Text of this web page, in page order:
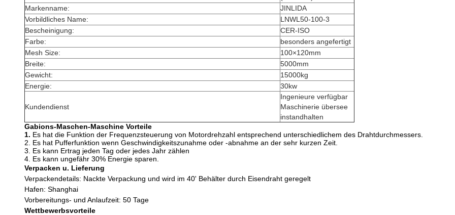
Markenname:
JINLIDA
Vorbildliches Name:
LNWL50-100-3
Bescheinigung:
CER-ISO
Farbe:
besonders angefertigt
Mesh Size:
100×120mm
Breite:
5000mm
Gewicht:
15000kg
Energie:
30kw
Kundendienst
Ingenieure verfügbar
Maschinerie übersee
instandhalten
Gabions-Maschen-Maschine Vorteile
1. Es hat die Funktion der Frequenzsteuerung von Motordrehzahl entsprechend unterschiedlichem des Drahtdurchmessers.
2. Es hat Pufferfunktion wenn Geschwindigkeitszunahme oder -abnahme an der sehr kurzen Zeit.
3. Es kann Ertrag jeden Tag oder jedes Jahr zählen
4. Es kann ungefähr 30% Energie sparen.
Verpacken u. Lieferung
Verpackendetails: Nackte Verpackung und wird im 40' Behälter durch Eisendraht geregelt
Hafen: Shanghai
Vorbereitungs- und Anlaufzeit: 50 Tage
Wettbewerbsvorteile